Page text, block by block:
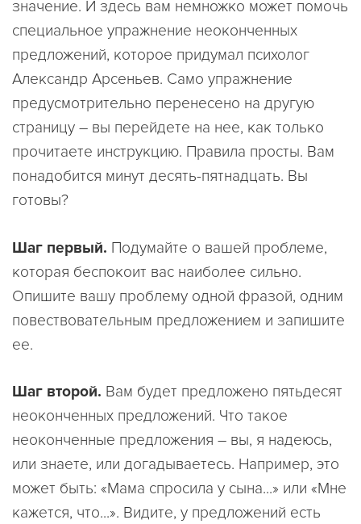
значение. И здесь вам немножко может помочь
специальное упражнение неоконченных
предложений, которое придумал психолог
Александр Арсеньев. Само упражнение
предусмотрительно перенесено на другую
страницу – вы перейдете на нее, как только
прочитаете инструкцию. Правила просты. Вам
понадобится минут десять-пятнадцать. Вы
готовы?
Шаг первый. Подумайте о вашей проблеме,
которая беспокоит вас наиболее сильно.
Опишите вашу проблему одной фразой, одним
повествовательным предложением и запишите
ее.
Шаг второй. Вам будет предложено пятьдесят
неоконченных предложений. Что такое
неоконченные предложения – вы, я надеюсь,
или знаете, или догадываетесь. Например, это
может быть: «Мама спросила у сына...» или «Мне
кажется, что...». Видите, у предложений есть